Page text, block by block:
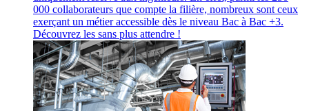
000 collaborateurs que compte la filière, nombreux sont ceux
exerçant un métier accessible dès le niveau Bac à Bac +3.
Découvrez les sans plus attendre !